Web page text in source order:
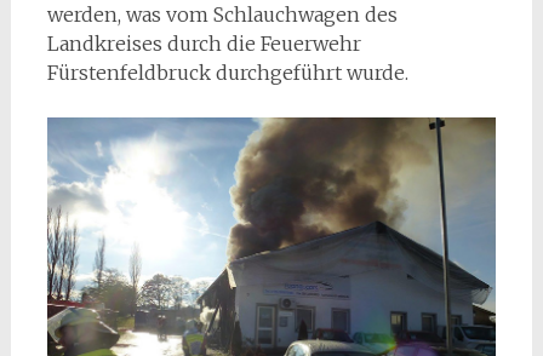
werden, was vom Schlauchwagen des
Landkreises durch die Feuerwehr
Fürstenfeldbruck durchgeführt wurde.